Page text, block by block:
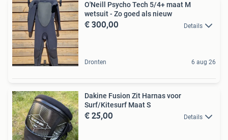
O'Neill Psycho Tech 5/4+ maat M
wetsuit - Zo goed als nieuw
€ 300,00 Details
Dronten 6 aug 26
Dakine Fusion Zit Harnas voor
Surf/Kitesurf Maat S
€ 25,00 Details